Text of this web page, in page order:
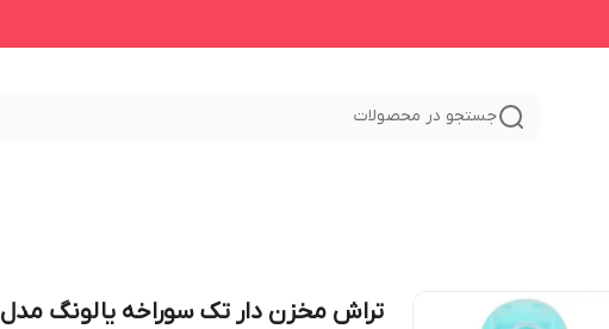
جستجو در محصولات
تراش مخزن دار تک سوراخه یالونگ مدل